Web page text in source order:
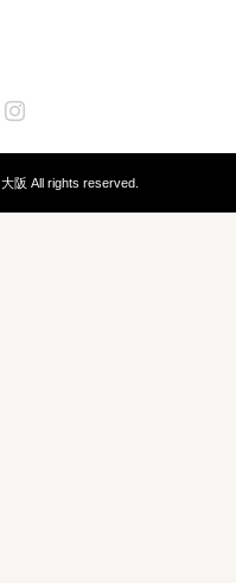
阪 All rights reserved.